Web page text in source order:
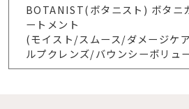
BOTANIST(ボタニスト) ボタニ
ートメント
(モイスト/スムース/ダメージケ
ルプクレンズ/バウンシーボリュ